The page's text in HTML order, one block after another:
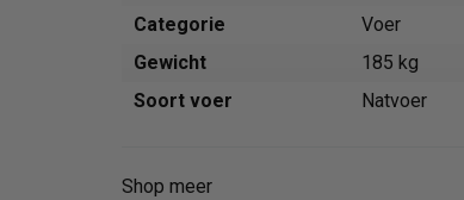
Categorie
Voer
Gewicht
185 kg
Soort voer
Natvoer
Shop meer